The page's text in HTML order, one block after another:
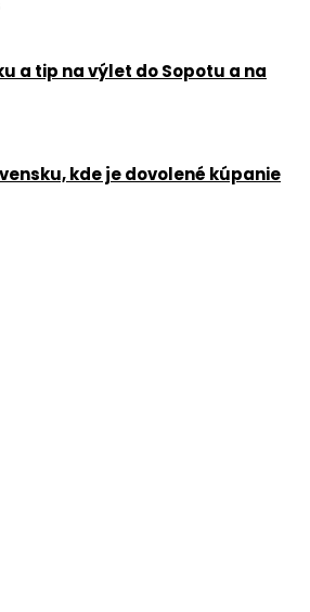
a tip na výlet do Sopotu a na
kde je dovolené kúpanie